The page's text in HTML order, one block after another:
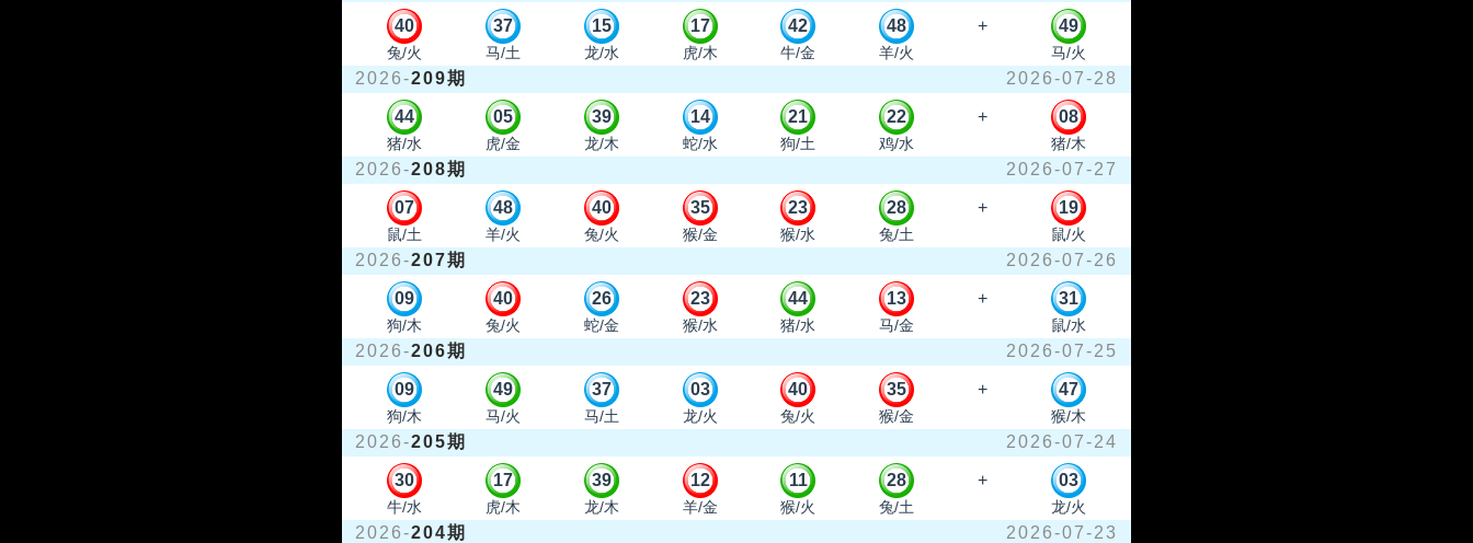
40
兔/火
37
马/土
15
龙/水
17
虎/木
42
牛/金
48
羊/火
+ 49
马/火
2026-209期 2026-07-28
44
猪/水
05
虎/金
39
龙/木
14
蛇/水
21
狗/土
22
鸡/水
+ 08
猪/木
2026-208期 2026-07-27
07
鼠/土
48
羊/火
40
兔/火
35
猴/金
23
猴/水
28
兔/土
+ 19
鼠/火
2026-207期 2026-07-26
09
狗/木
40
兔/火
26
蛇/金
23
猴/水
44
猪/水
13
马/金
+ 31
鼠/水
2026-206期 2026-07-25
09
狗/木
49
马/火
37
马/土
03
龙/火
40
兔/火
35
猴/金
+ 47
猴/木
2026-205期 2026-07-24
30
牛/水
17
虎/木
39
龙/木
12
羊/金
11
猴/火
28
兔/土
+ 03
龙/火
2026-204期 2026-07-23